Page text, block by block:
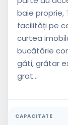
baie proprie,
facilități pe
curtea
bucătărie
găti, grătar
grat...
CAPACITATE